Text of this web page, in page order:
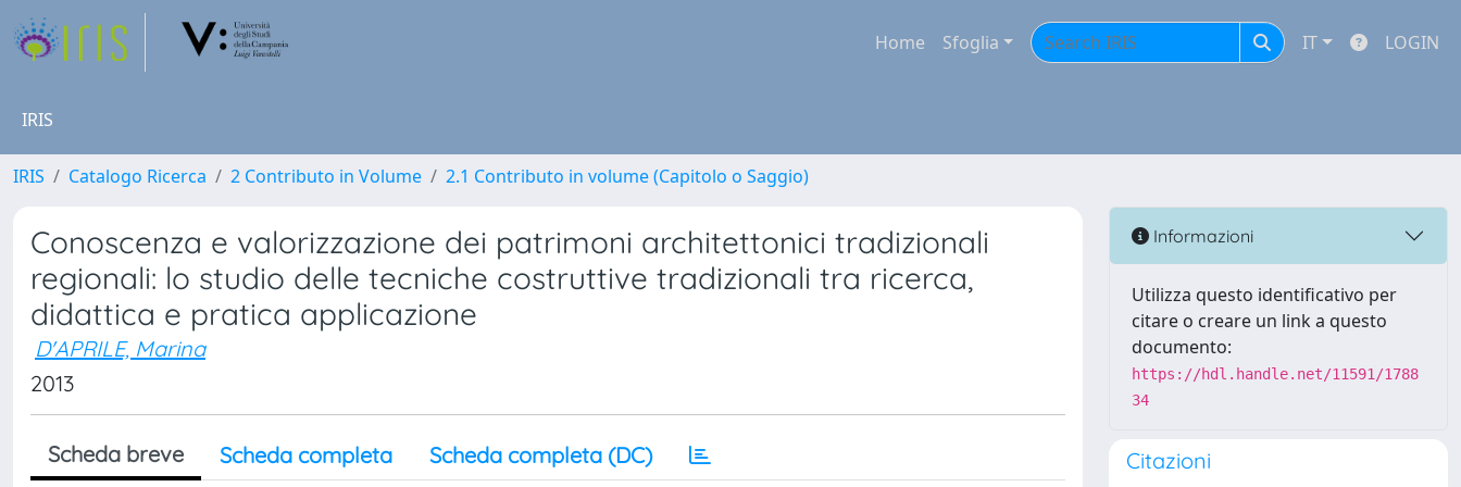
Home Sfoglia IT LOGIN
IRIS
IRIS Catalogo Ricerca 2 Contributo in Volume 2.1 Contributo in volume (Capitolo o Saggio)
Conoscenza e valorizzazione dei patrimoni architettonici tradizionali
regionali: lo studio delle tecniche costruttive tradizionali tra ricerca,
didattica e pratica applicazione
D'APRILE, Marina
2013
Scheda breve Scheda completa Scheda completa (DC)
Informazioni
Utilizza questo identificativo per
citare o creare un link a questo
documento:
https://hdl.handle.net/11591/1788
34
Citazioni